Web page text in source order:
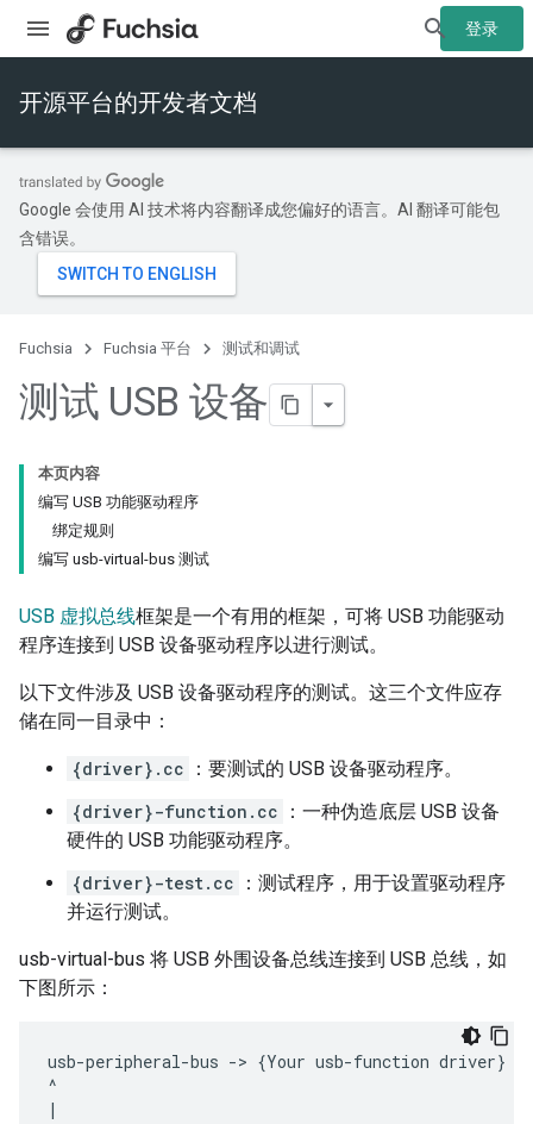
登录
开源平台的开发者文档
Google 会使用 AI 技术将内容翻译成您偏好的语言。AI 翻译可能包
含错误。
Fuchsia Fuchsia 平台 测试和调试
测试 USB 设备
本页内容
编写 USB 功能驱动程序
绑定规则
编写 usb-virtual-bus 测试
USB 虚拟总线框架是一个有用的框架，可将 USB 功能驱动
程序连接到 USB 设备驱动程序以进行测试。
以下文件涉及 USB 设备驱动程序的测试。这三个文件应存
储在同一目录中：
{driver}.cc
：要测试的 USB 设备驱动程序。
{driver}-function.cc
：一种伪造底层 USB 设备
硬件的 USB 功能驱动程序。
{driver}-test.cc
：测试程序，用于设置驱动程序
并运行测试。
usb-virtual-bus 将 USB 外围设备总线连接到 USB 总线，如
下图所示：
usb-peripheral-bus -> {Your usb-function driver}
^
|